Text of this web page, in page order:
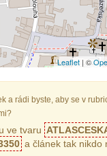
Leaflet | ©
a rádi byste, aby se v
ve tvaru
a článek tak nikdo